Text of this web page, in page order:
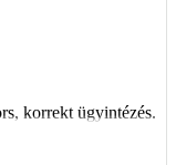
korrekt ügyintézés.